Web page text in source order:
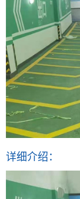
详细介绍：